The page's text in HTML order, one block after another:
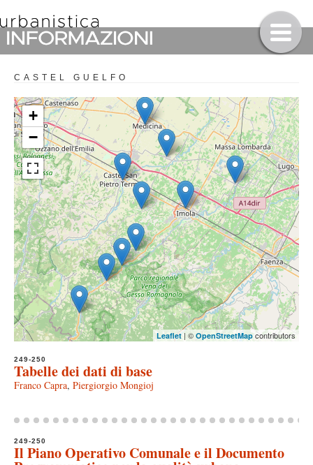
CASTEL GUELFO
+
−
Leaflet | © OpenStreetMap contributors
249-250
Tabelle dei dati di base
Franco Capra, Piergiorgio Mongioj
249-250
Il Piano Operativo Comunale e il Documento